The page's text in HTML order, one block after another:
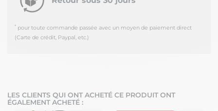
* pour toute commande passée avec un moyen de paiement direct
(Carte de crédit, Paypal, etc.)
LES CLIENTS QUI ONT ACHETÉ CE PRODUIT ONT
ÉGALEMENT ACHETÉ :